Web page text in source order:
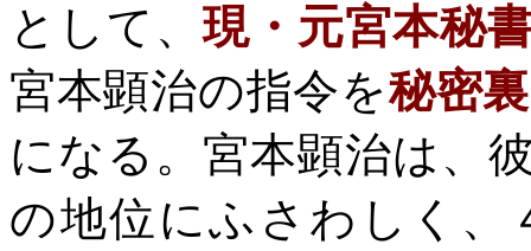
として、現・元宮本秘
宮本顕治の指令を秘密
になる。 宮本顕治は、
の地位にふさわしく、